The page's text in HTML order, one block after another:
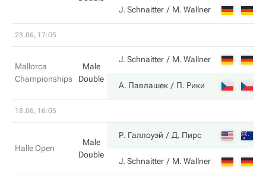
J. Schnaitter
M. Wallner
23.06, 17:05
Mallorca
Championships
Male
Double
J. Schnaitter M. Wallner
А. Павлашек П. Рики
18.06, 16:05
Halle Open
Male
Double
Р. Галлоуэй Д. Пирс
J. Schnaitter M. Wallner